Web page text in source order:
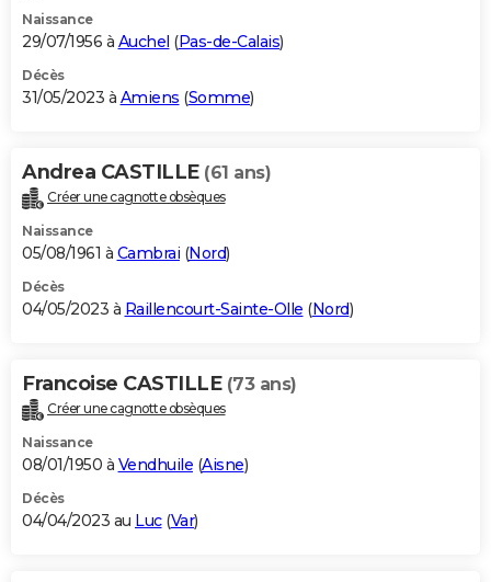
Naissance
29/07/1956 à Auchel (Pas-de-Calais)
Décès
31/05/2023 à Amiens (Somme)
Andrea CASTILLE (61 ans)
Créer une cagnotte obsèques
Naissance
05/08/1961 à Cambrai (Nord)
Décès
04/05/2023 à Raillencourt-Sainte-Olle (Nord)
Francoise CASTILLE (73 ans)
Créer une cagnotte obsèques
Naissance
08/01/1950 à Vendhuile (Aisne)
Décès
04/04/2023 au Luc(Var)